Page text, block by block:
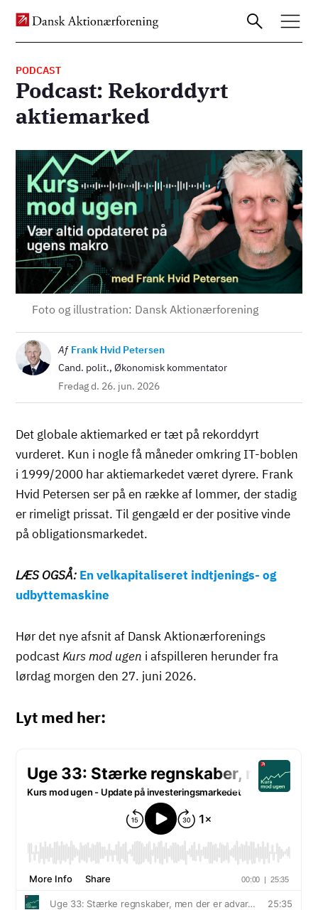
Gå
til
PODCAST
Podcast: Rekorddyrt
aktiemarked
Billede
Foto og illustration: Dansk Aktionærforening
Billede Af Frank Hvid Petersen
Cand. polit., Økonomisk kommentator
Fredag d. 26. jun. 2026
Det globale aktiemarked er tæt på rekorddyrt
vurderet. Kun i nogle få måneder omkring IT-boblen
i 1999/2000 har aktiemarkedet været dyrere. Frank
Hvid Petersen ser på en række af lommer, der stadig
er rimeligt prissat. Til gengæld er der positive vinde
på obligationsmarkedet.
LÆS OGSÅ: En velkapitaliseret indtjenings- og
udbyttemaskine
Hør det nye afsnit af Dansk Aktionærforenings
podcastKurs mod ugen i afspilleren herunder fra
lørdag morgenden 27. juni 2026.
Lyt med her: